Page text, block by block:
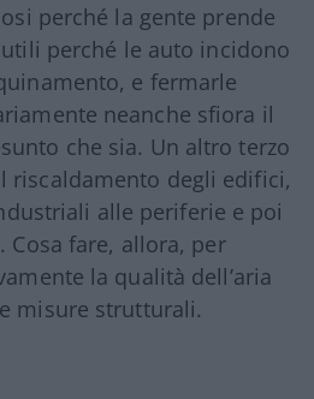
perché la gente prende
perché le auto incidono
e fermarle
neanche sfiora il
che sia. Un altro terzo
riscaldamento degli edifici,
alle periferie e poi
fare, allora, per
la qualità dell’aria
misure strutturali.